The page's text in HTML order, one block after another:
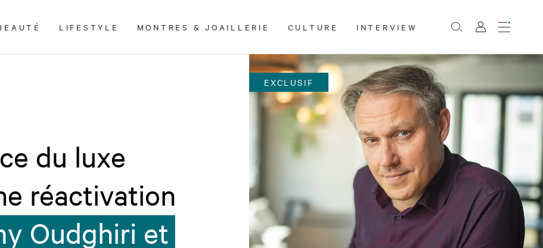
LIFESTYLE MONTRES & JOAILLERIE CULTURE INTERVIEW Rechercher
Mon
compte
Menu
du luxe
réactivation
Oudghiri et
EXCLUSIF